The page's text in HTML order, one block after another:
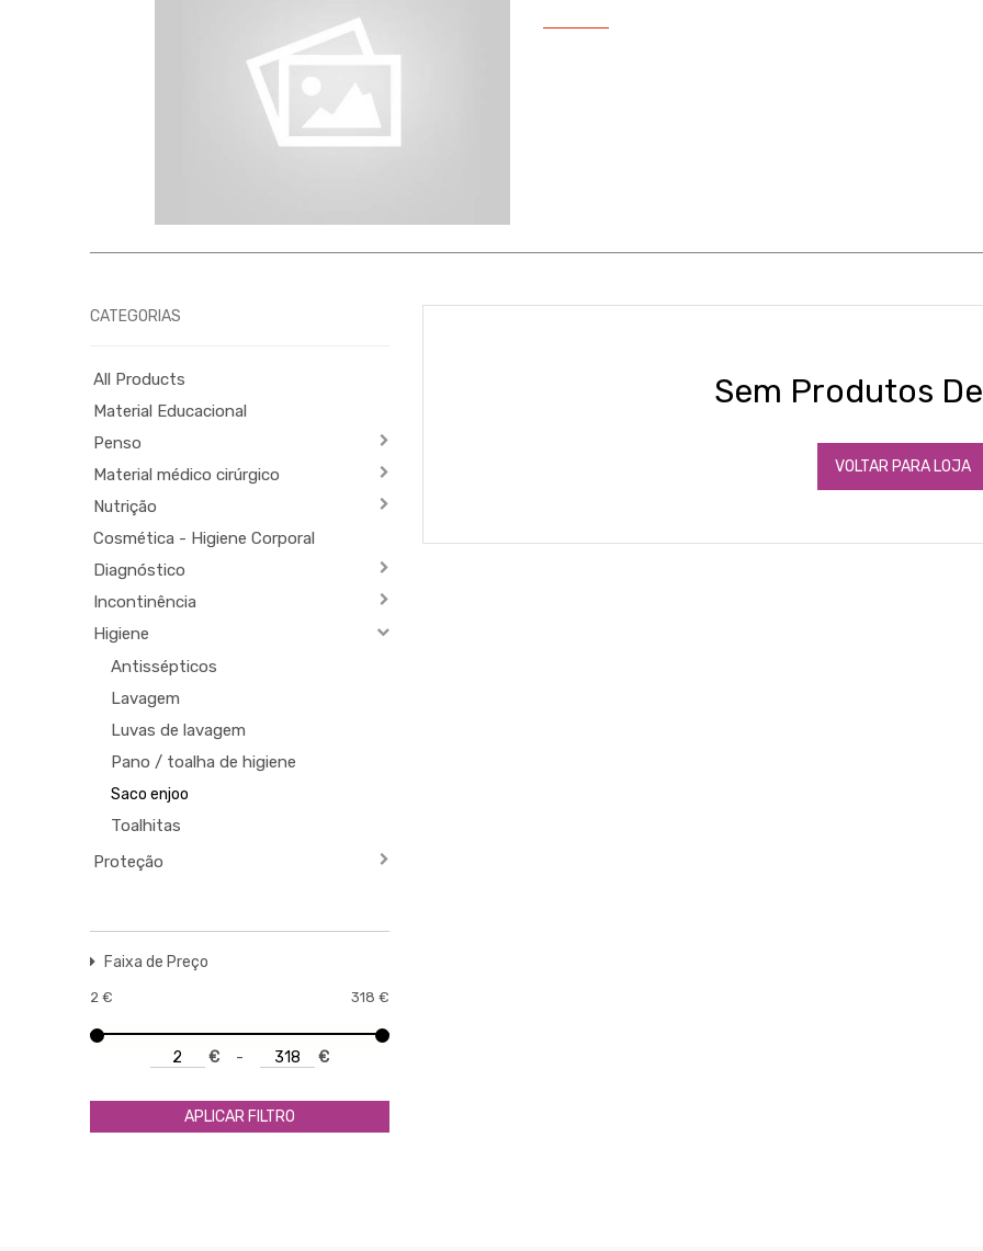
CATEGORIAS
All Products
Material Educacional
Penso
Material médico cirúrgico
Nutrição
Cosmética - Higiene Corporal
Diagnóstico
Incontinência
Higiene
Antissépticos
Lavagem
Luvas de lavagem
Pano / toalha de higiene
Saco enjoo
Toalhitas
Proteção
Faixa de Preço
2 € 318 €
€ - €
APLICAR FILTRO
Sem Produtos
VOLTAR PARA LOJA